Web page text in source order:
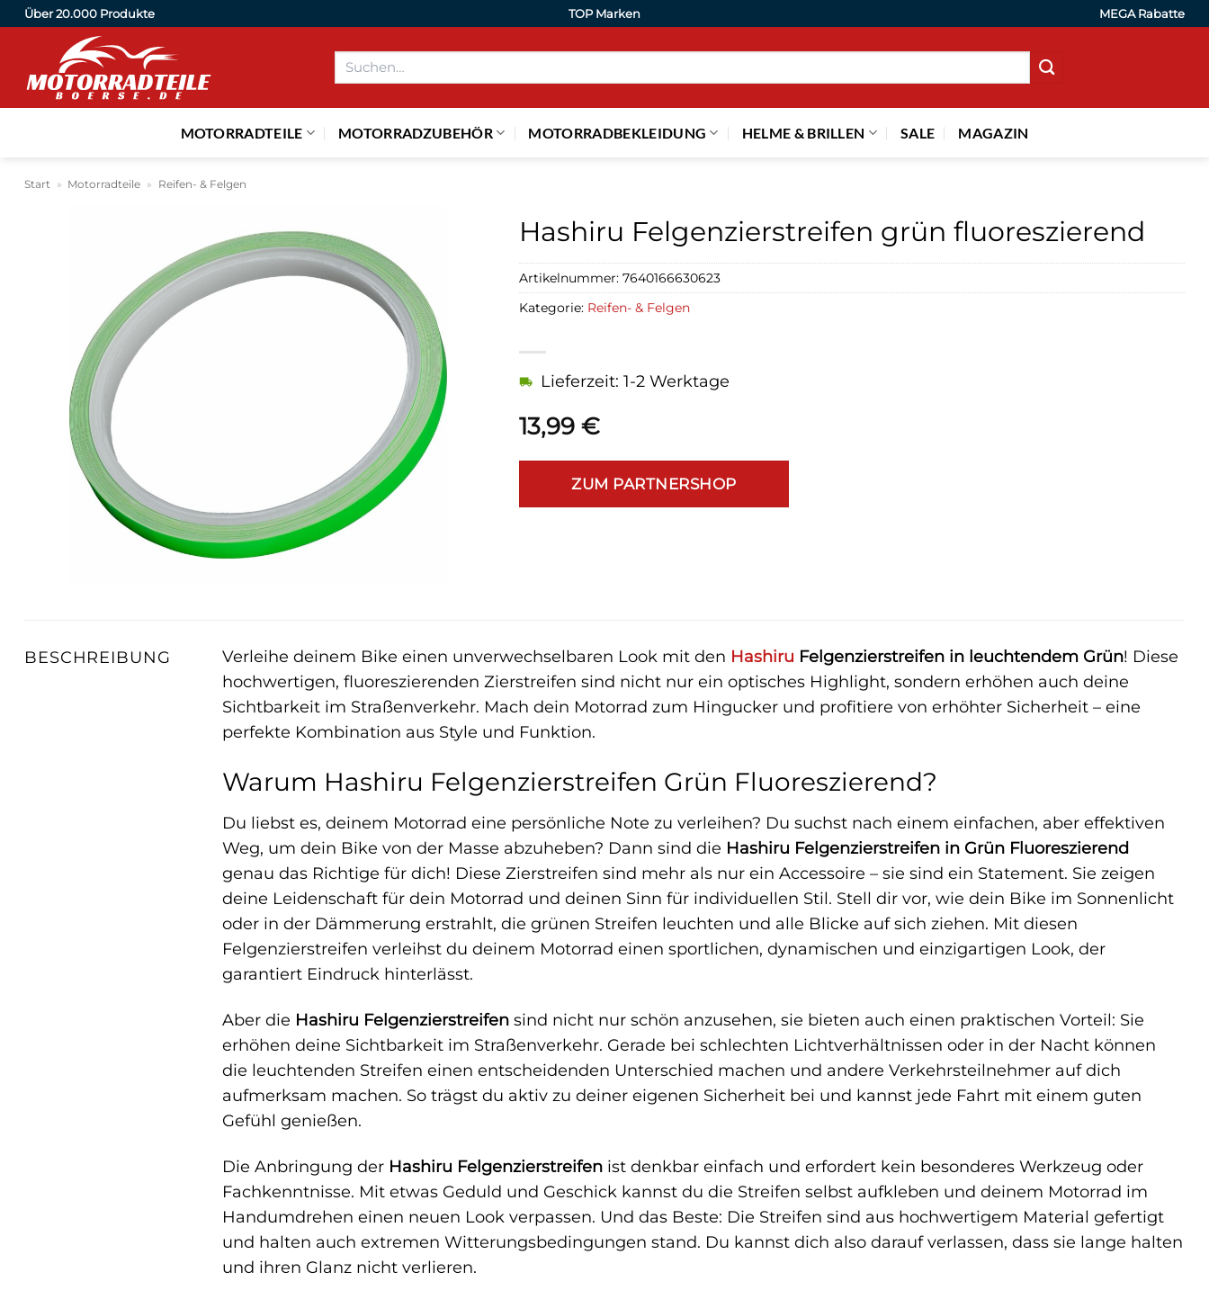
Zum
springen
Über 20.000 Produkte TOP Marken MEGA Rabatte
Suchen
MOTORRADTEILE MOTORRADZUBEHÖR MOTORRADBEKLEIDUNG HELME & BRILLEN SALE MAGAZIN
Start » Motorradteile » Reifen- & Felgen
Hashiru Felgenzierstreifen grün fluoreszierend
13,99 €
Lieferzeit: 1-2 Werktage
ZUM PARTNERSHOP
Artikelnummer: 7640166630623
Kategorie: Reifen- & Felgen
BESCHREIBUNG Verleihe deinem Bike einen unverwechselbaren Look mit den Hashiru Felgenzierstreifen in leuchtendem Grün! Diese
hochwertigen, fluoreszierenden Zierstreifen sind nicht nur ein optisches Highlight, sondern erhöhen auch deine
Sichtbarkeit im Straßenverkehr. Mach dein Motorrad zum Hingucker und profitiere von erhöhter Sicherheit – eine
perfekte Kombination aus Style und Funktion.
Warum Hashiru Felgenzierstreifen Grün Fluoreszierend?
Du liebst es, deinem Motorrad eine persönliche Note zu verleihen? Du suchst nach einem einfachen, aber effektiven
Weg, um dein Bike von der Masse abzuheben? Dann sind die Hashiru Felgenzierstreifen in Grün Fluoreszierend
genau das Richtige für dich! Diese Zierstreifen sind mehr als nur ein Accessoire – sie sind ein Statement. Sie zeigen
deine Leidenschaft für dein Motorrad und deinen Sinn für individuellen Stil. Stell dir vor, wie dein Bike im Sonnenlicht
oder in der Dämmerung erstrahlt, die grünen Streifen leuchten und alle Blicke auf sich ziehen. Mit diesen
Felgenzierstreifen verleihst du deinem Motorrad einen sportlichen, dynamischen und einzigartigen Look, der
garantiert Eindruck hinterlässt.
Aber die Hashiru Felgenzierstreifen sind nicht nur schön anzusehen, sie bieten auch einen praktischen Vorteil: Sie
erhöhen deine Sichtbarkeit im Straßenverkehr. Gerade bei schlechten Lichtverhältnissen oder in der Nacht können
die leuchtenden Streifen einen entscheidenden Unterschied machen und andere Verkehrsteilnehmer auf dich
aufmerksam machen. So trägst du aktiv zu deiner eigenen Sicherheit bei und kannst jede Fahrt mit einem guten
Gefühl genießen.
Die Anbringung der Hashiru Felgenzierstreifen ist denkbar einfach und erfordert kein besonderes Werkzeug oder
Fachkenntnisse. Mit etwas Geduld und Geschick kannst du die Streifen selbst aufkleben und deinem Motorrad im
Handumdrehen einen neuen Look verpassen. Und das Beste: Die Streifen sind aus hochwertigem Material gefertigt
und halten auch extremen Witterungsbedingungen stand. Du kannst dich also darauf verlassen, dass sie lange halten
und ihren Glanz nicht verlieren.